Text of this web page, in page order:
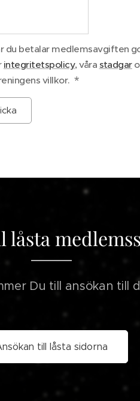
du betalar medlemsavgiften
integritetspolicy, våra stadgar
villkor.
låsta
Du till ansökan till
till låsta sidorna